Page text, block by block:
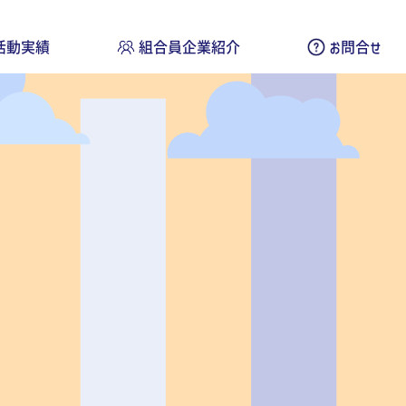
動実績 組合員企業紹介 お問合せ